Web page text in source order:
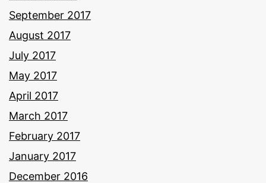
September 2017
August 2017
July 2017
May 2017
April 2017
March 2017
February 2017
January 2017
December 2016